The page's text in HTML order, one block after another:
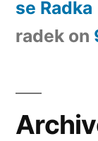
se Radka
radek on